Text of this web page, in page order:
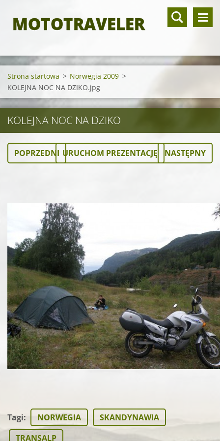
MOTOTRAVELER
Strona startowa > Norwegia 2009 >
KOLEJNA NOC NA DZIKO.jpg
KOLEJNA NOC NA DZIKO
POPRZEDNI URUCHOM PREZENTACJĘ NASTĘPNY
Tagi: NORWEGIA
SKANDYNAWIA
TRANSALP